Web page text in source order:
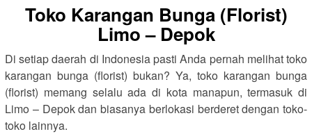
Toko Karangan Bunga (Florist)
Limo – Depok
Di setiap daerah di Indonesia pasti Anda pernah melihat toko
karangan bunga (florist) bukan? Ya, toko karangan bunga
(florist) memang selalu ada di kota manapun, termasuk di
Limo – Depok dan biasanya berlokasi berderet dengan toko-
toko lainnya.